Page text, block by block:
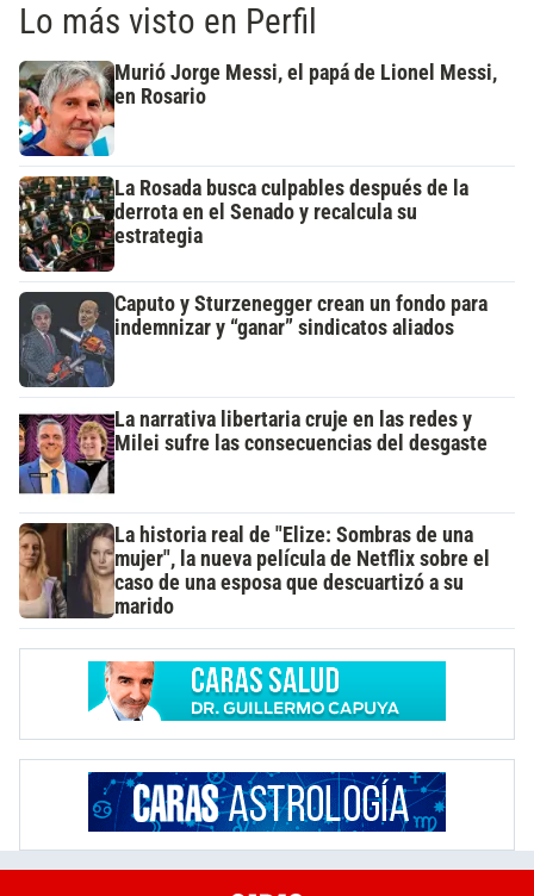
Lo más visto en Perfil
Murió Jorge Messi, el papá de Lionel Messi,
en Rosario
La Rosada busca culpables después de la
derrota en el Senado y recalcula su
estrategia
Caputo y Sturzenegger crean un fondo para
indemnizar y “ganar” sindicatos aliados
La narrativa libertaria cruje en las redes y
Milei sufre las consecuencias del desgaste
La historia real de "Elize: Sombras de una
mujer", la nueva película de Netflix sobre el
caso de una esposa que descuartizó a su
marido